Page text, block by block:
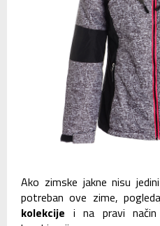
Ako zimske jakne nisu
potreban ove zime,
kolekcije i na pravi